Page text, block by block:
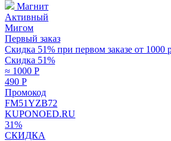
Магнит
Активный
Мигом
Первый заказ
Скидка 51% при первом заказе от 1000
Скидка 51%
≈ 1000 Р
490 Р
Промокод
FM51YZB72
KUPONOED.RU
31%
СКИДКА